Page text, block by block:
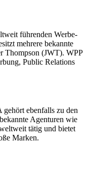
führenden Werbe-
mehrere bekannte
Thompson (JWT). WPP
Public Relations
ebenfalls zu den
Agenturen wie
tätig und bietet
Marken.